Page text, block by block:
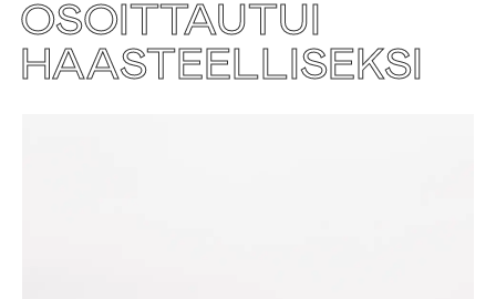
OSOITTAUTUI
HAASTEELLISEKSI